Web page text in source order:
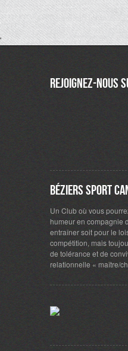
'
Rejoignez-nous
Béziers Sport
Un Club où vous
humeur en compagnie
entraîner soit pour le
compétition, mais
de tolérance et de
relationnelle « maître/